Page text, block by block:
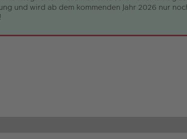
und wird ab dem kommenden Jahr 2026 nur